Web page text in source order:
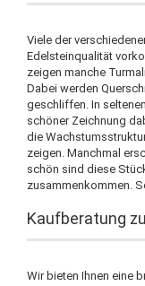
Viele der
Edelsteinqualität
zeigen manche
Dabei werden
geschliffen. In
schöner Zeichnung
die
zeigen. Manchmal
schön sind diese
zusammenkommen.
Kaufberatung
Wir bieten Ihnen eine